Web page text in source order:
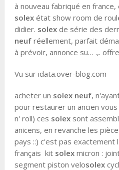
à nouveau fabriqué en
solexétat show room de
didier. solexde série des
neufréellement, parfait
à prévoir, annonce su… .,.
Vu sur idata.over-blog.com
acheter un solex neuf,
pour restaurer un ancien
n' roll) ces solexsont
anicens, en revanche les
pays ::) c'est pas exactement
français kit solexmicron :
segment piston velosolex